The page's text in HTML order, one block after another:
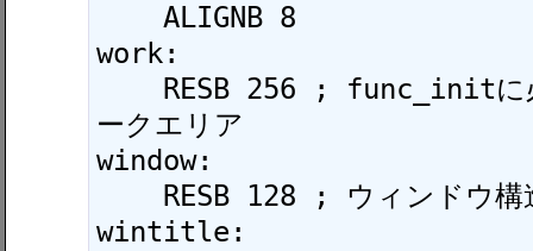
    ALIGNB 8
work:
ークエリア
window:
wintitle: